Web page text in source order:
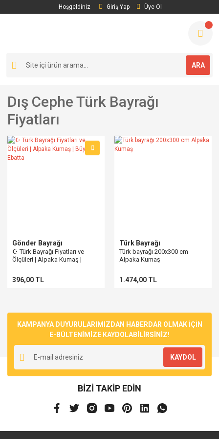
Hoşgeldiniz Giriş Yap Üye Ol
ARA
Dış Cephe Türk Bayrağı
Fiyatları
Gönder Bayrağı
☪ Türk Bayrağı Fiyatları ve
Ölçüleri | Alpaka Kumaş |
396,00 TL
Türk Bayrağı
Türk bayrağı 200x300 cm
Alpaka Kumaş
1.474,00 TL
KAMPANYA DUYURULARIMIZDAN HABERDAR OLMAK İÇİN
E-BÜLTENİMİZE KAYDOLABİLİRSİNİZ!
KAYDOL
BİZİ TAKİP EDİN